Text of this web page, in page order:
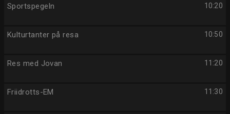
10:20
Sportspegeln
10:50
Kulturtanter på resa
11:20
Res med Jovan
11:30
Friidrotts-EM